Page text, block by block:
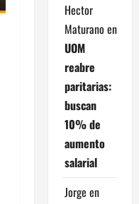
Hector
Maturano en
UOM
reabre
paritarias:
buscan
10% de
aumento
salarial
Jorge en